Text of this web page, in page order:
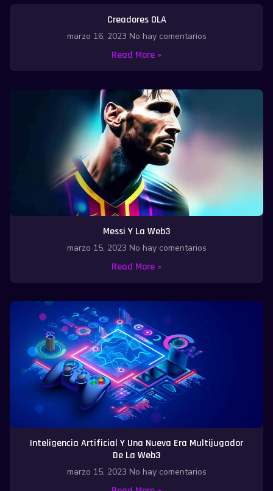
Creadores OLA
marzo 16, 2023 No hay comentarios
Read More »
Messi Y La Web3
marzo 15, 2023 No hay comentarios
Read More »
Inteligencia Artificial Y Una Nueva Era Multijugador
De La Web3
marzo 15, 2023 No hay comentarios